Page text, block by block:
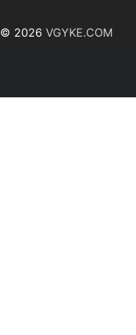
© 2026 VGYKE.COM